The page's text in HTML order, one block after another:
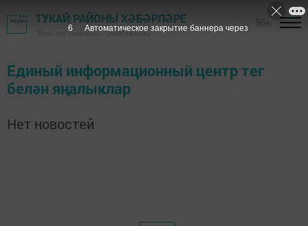
ТУКАЙ РАЙОНЫ ХӘБӘРЛӘРЕ
"Якты юл" газетасы - Тукай районы
Единый информационный центр тег
белән яңалыклар
Нет новостей
6 Автоматическое закрытие баннера через